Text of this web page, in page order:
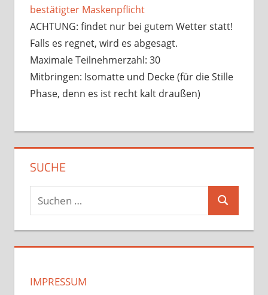
bestätigter Maskenpflicht
ACHTUNG: findet nur bei gutem Wetter statt!
Falls es regnet, wird es abgesagt.
Maximale Teilnehmerzahl: 30
Mitbringen: Isomatte und Decke (für die Stille
Phase, denn es ist recht kalt draußen)
SUCHE
Suchen
nach:
Suchen
IMPRESSUM